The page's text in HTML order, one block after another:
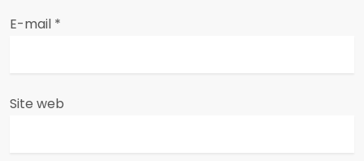
i
l
E-mail *
Site web